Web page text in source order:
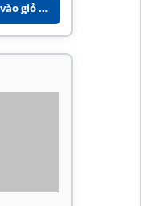
Thêm vào giỏ hàng